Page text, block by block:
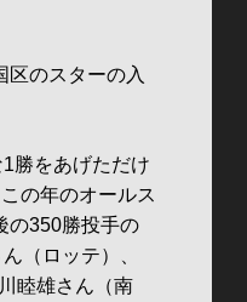
のスターの入
勝をあげただけ
の年のオールス
の350勝投手の
（ロッテ）、
睦雄さん（南